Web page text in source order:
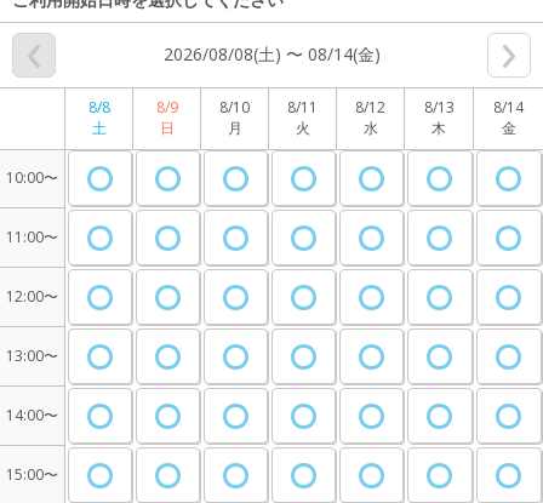
2026/08/08(土) 〜 08/14(金)
8/8
土
8/9
日
8/10
月
8/11
火
8/12
水
8/13
木
8/14
金
10:00〜
11:00〜
12:00〜
13:00〜
14:00〜
15:00〜